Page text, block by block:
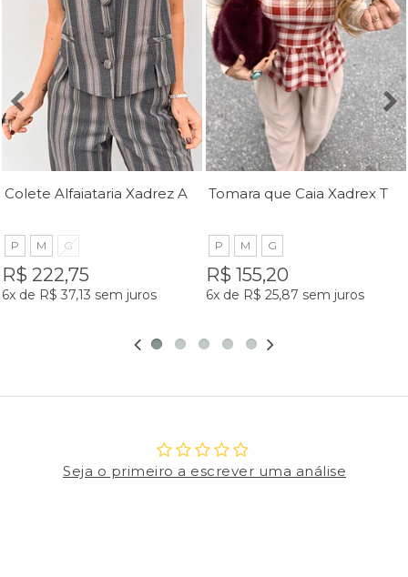
P M G
R$ 222,75
6x de R$ 37,13 sem juros
P M G
R$ 155,20
6x de R$ 25,87 sem juros
Seja o primeiro a escrever uma análise